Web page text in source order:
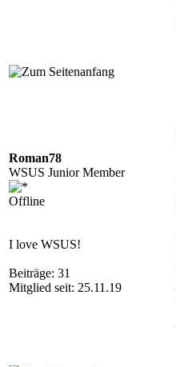
Roman78
WSUS Junior Member
Offline
I love WSUS!
Beiträge: 31
Mitglied seit: 25.11.19